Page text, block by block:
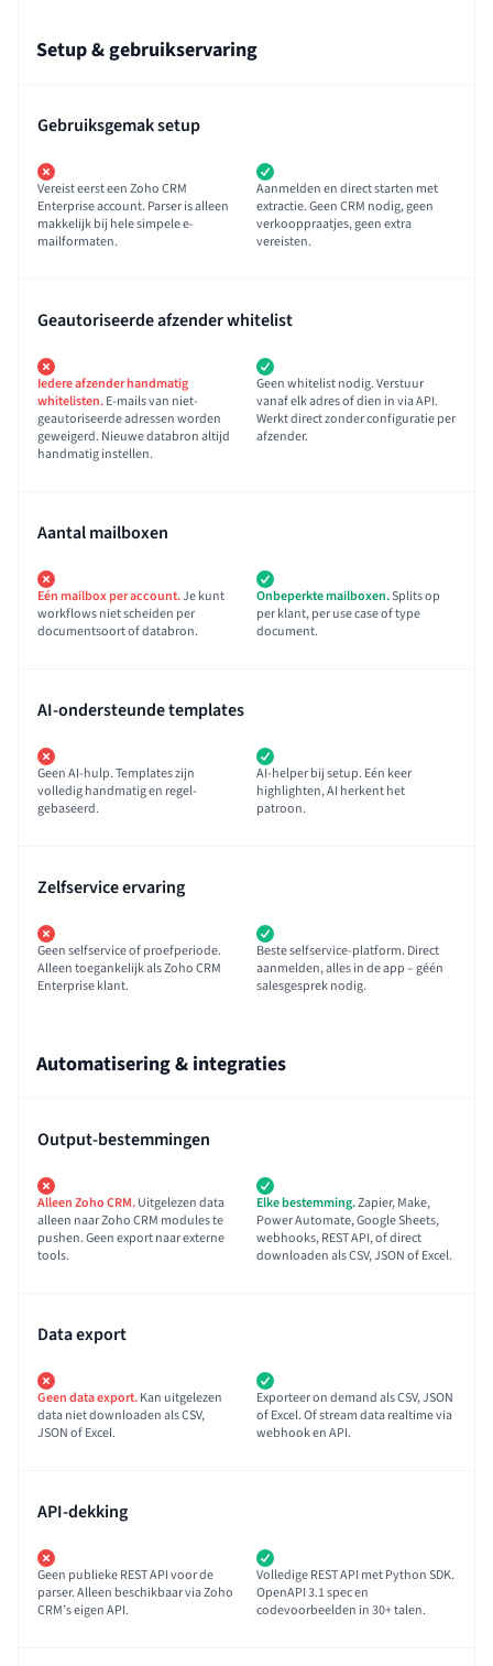
Setup & gebruikservaring
Gebruiksgemak setup
Vereist eerst een Zoho CRM
Enterprise account. Parser is alleen
makkelijk bij hele simpele e-
mailformaten.
Aanmelden en direct starten met
extractie. Geen CRM nodig, geen
verkooppraatjes, geen extra
vereisten.
Geautoriseerde afzender whitelist
Iedere afzender handmatig
whitelisten.E-mails van niet-
geautoriseerde adressen worden
geweigerd. Nieuwe databron altijd
handmatig instellen.
Geen whitelist nodig. Verstuur
vanaf elk adres of dien in via API.
Werkt direct zonder configuratie per
afzender.
Aantal mailboxen
Eén mailbox per account.Je kunt
workflows niet scheiden per
documentsoort of databron.
Onbeperkte mailboxen.Splits op
per klant, per use case of type
document.
AI-ondersteunde templates
Geen AI-hulp. Templates zijn
volledig handmatig en regel-
gebaseerd.
AI-helper bij setup. Eén keer
highlighten, AI herkent het
patroon.
Zelfservice ervaring
Geen selfservice of proefperiode.
Alleen toegankelijk als Zoho CRM
Enterprise klant.
Beste selfservice-platform. Direct
aanmelden, alles in de app – géén
salesgesprek nodig.
Automatisering & integraties
Output-bestemmingen
Alleen Zoho CRM.Uitgelezen data
alleen naar Zoho CRM modules te
pushen. Geen export naar externe
tools.
Elke bestemming.Zapier, Make,
Power Automate, Google Sheets,
webhooks, REST API, of direct
downloaden als CSV, JSON of Excel.
Data export
Geen data export.Kan uitgelezen
data niet downloaden als CSV,
JSON of Excel.
Exporteer on demand als CSV, JSON
of Excel. Of stream data realtime via
webhook en API.
API-dekking
Geen publieke REST API voor de
parser. Alleen beschikbaar via Zoho
CRM’s eigen API.
Volledige REST API met Python SDK.
OpenAPI 3.1 spec en
codevoorbeelden in 30+ talen.